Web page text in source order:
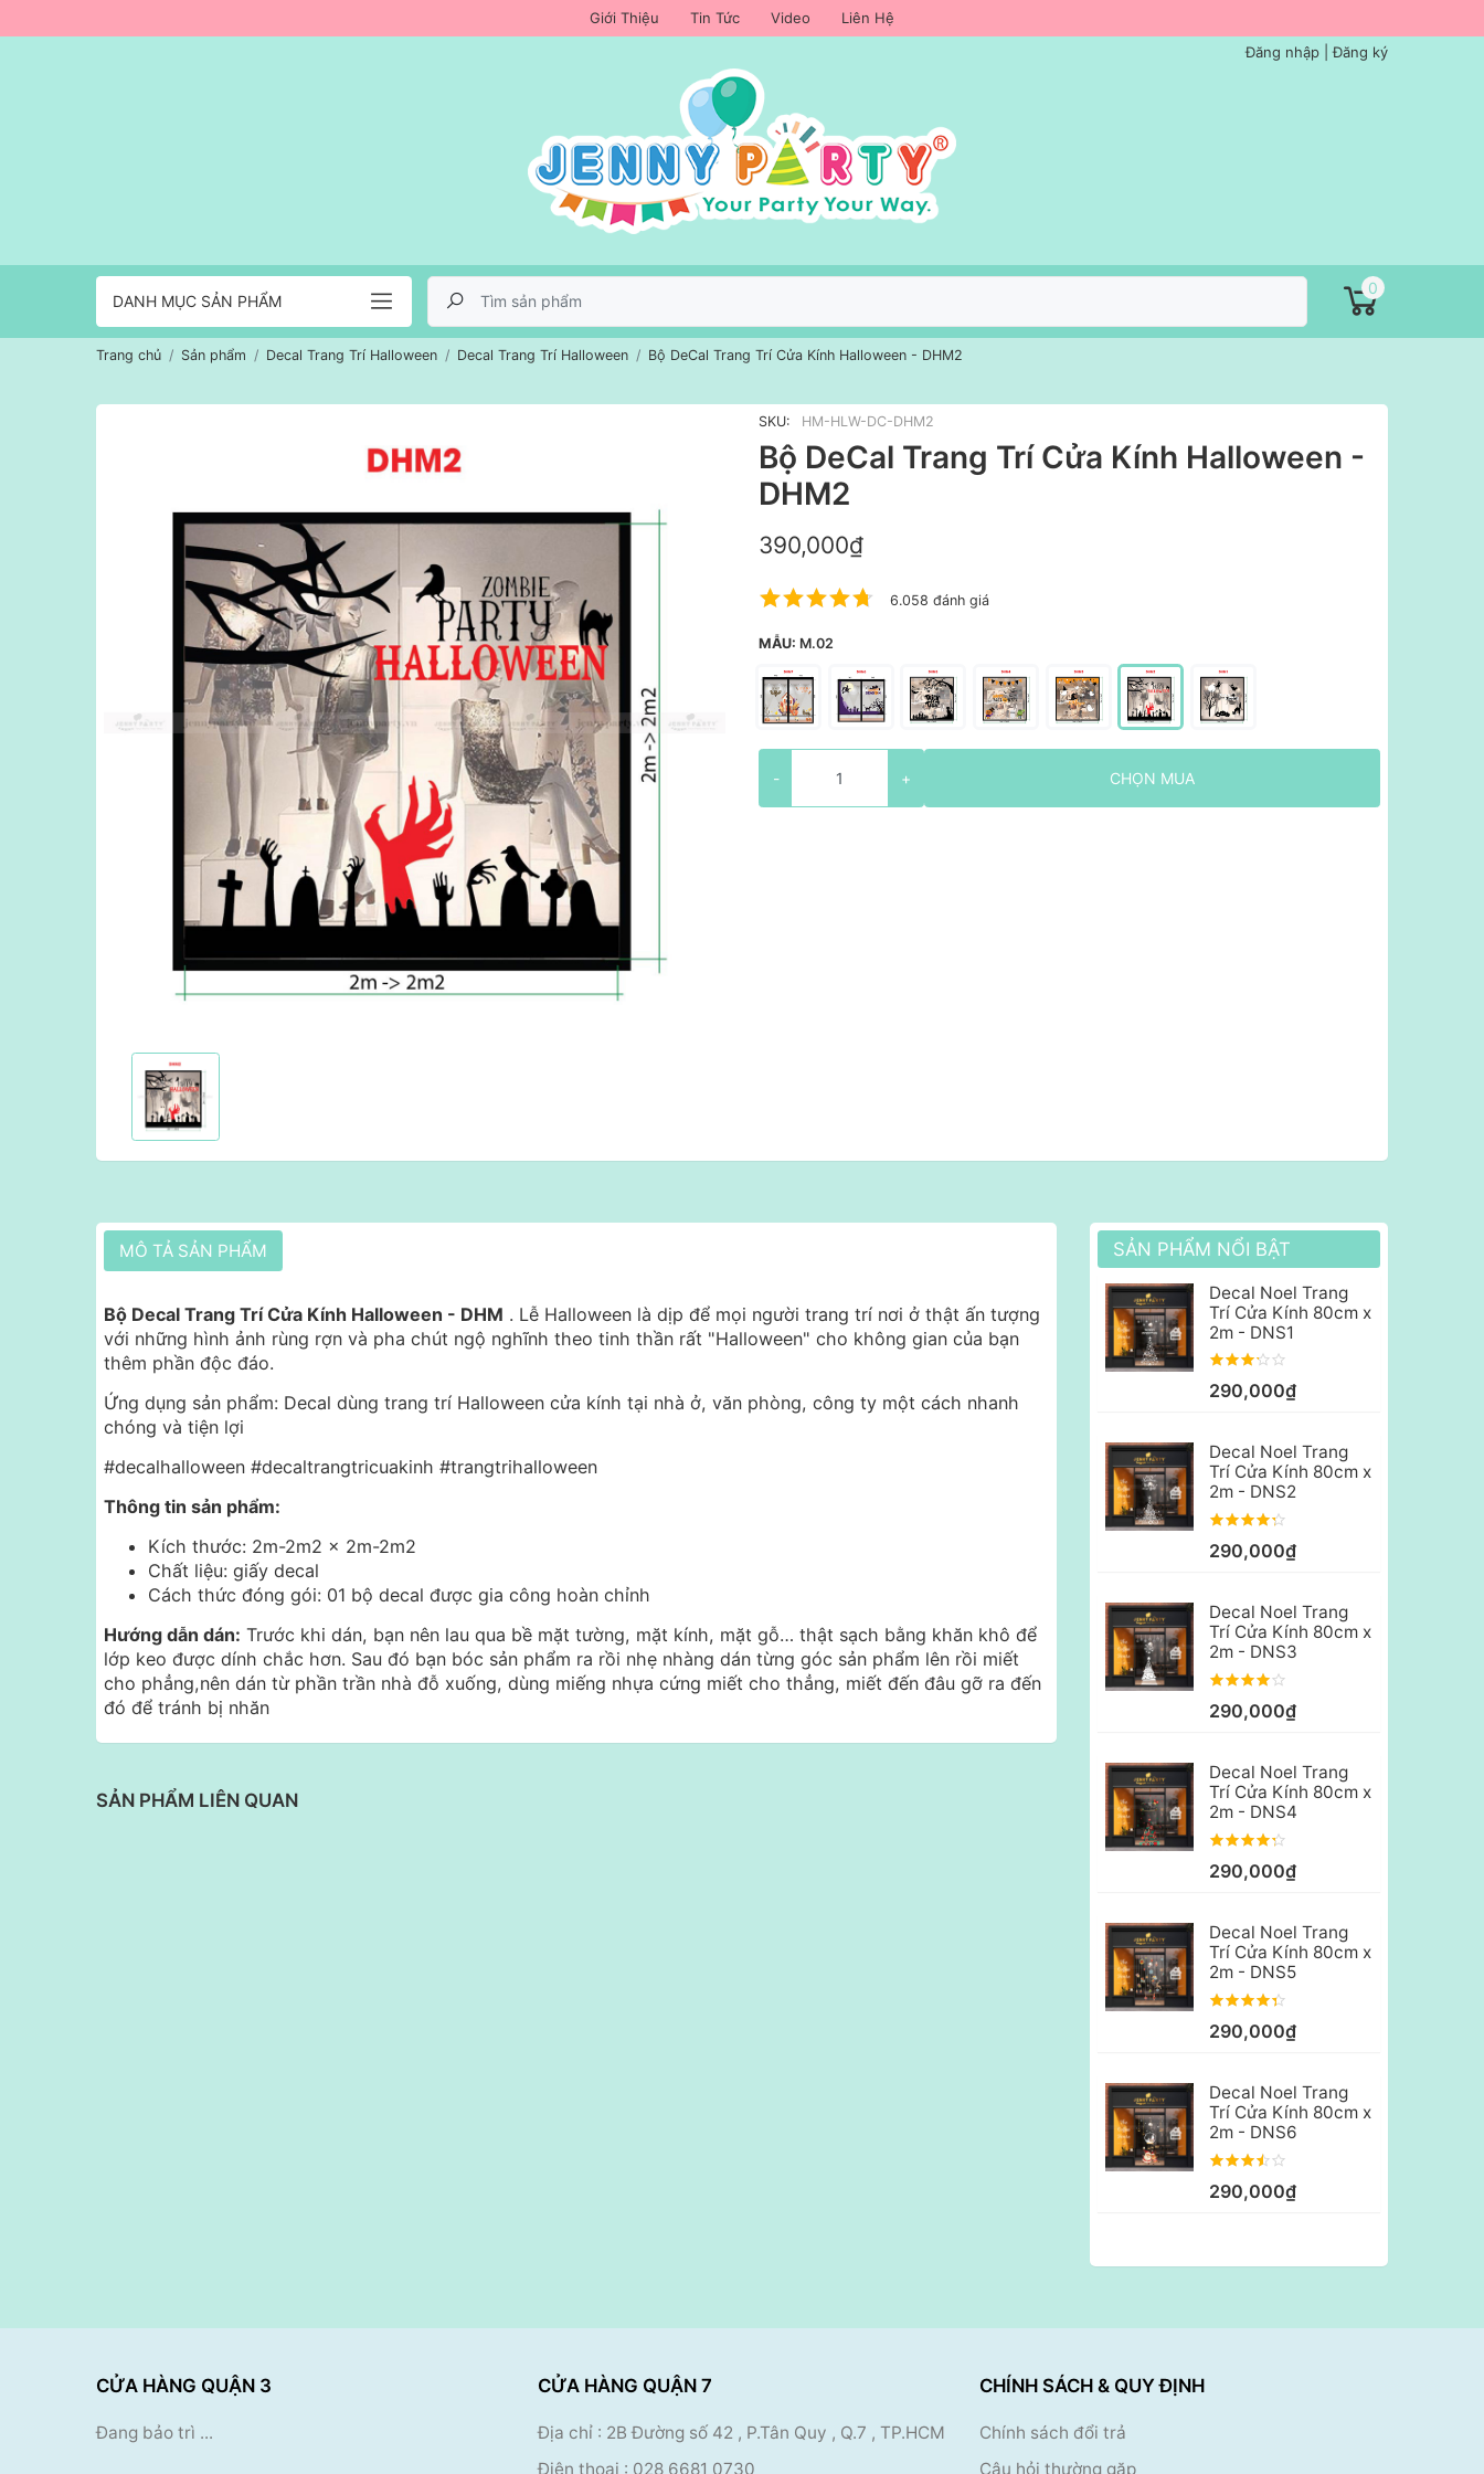
Giới Thiệu Tin Tức Video
Liên Hệ
Đăng nhập |Đăng ký
DANH MỤC SẢN PHẨM
0
Trang chủ Sản phẩm Decal Trang Trí Halloween Decal Trang Trí Halloween Bộ DeCal Trang Trí Cửa Kính Halloween - DHM2
SKU: HM-HLW-DC-DHM2
Bộ DeCal Trang Trí Cửa Kính Halloween -
DHM2
390,000₫
6.058 đánh giá
MẪU: M.02
- + CHỌN MUA
MÔ TẢ SẢN PHẨM
Bộ Decal Trang Trí Cửa Kính Halloween - DHM . Lễ Halloween là dịp để mọi người trang trí nơi ở thật ấn tượng
với những hình ảnh rùng rợn và pha chút ngộ nghĩnh theo tinh thần rất "Halloween" cho không gian của bạn
thêm phần độc đáo.
Ứng dụng sản phẩm: Decal dùng trang trí Halloween cửa kính tại nhà ở, văn phòng, công ty một cách nhanh
chóng và tiện lợi
#decalhalloween #decaltrangtricuakinh #trangtrihalloween
Thông tin sản phẩm:
Kích thước: 2m-2m2 x 2m-2m2
Chất liệu: giấy decal
Cách thức đóng gói: 01 bộ decal được gia công hoàn chỉnh
Hướng dẫn dán: Trước khi dán, bạn nên lau qua bề mặt tường, mặt kính, mặt gỗ… thật sạch bằng khăn khô để
lớp keo được dính chắc hơn. Sau đó bạn bóc sản phẩm ra rồi nhẹ nhàng dán từng góc sản phẩm lên rồi miết
cho phẳng,nên dán từ phần trần nhà đỗ xuống, dùng miếng nhựa cứng miết cho thẳng, miết đến đâu gỡ ra đến
đó để tránh bị nhăn
SẢN PHẨM LIÊN QUAN
SẢN PHẨM NỔI BẬT
Decal Noel Trang
Trí Cửa Kính 80cm x
2m - DNS1
290,000₫
Decal Noel Trang
Trí Cửa Kính 80cm x
2m - DNS2
290,000₫
Decal Noel Trang
Trí Cửa Kính 80cm x
2m - DNS3
290,000₫
Decal Noel Trang
Trí Cửa Kính 80cm x
2m - DNS4
290,000₫
Decal Noel Trang
Trí Cửa Kính 80cm x
2m - DNS5
290,000₫
Decal Noel Trang
Trí Cửa Kính 80cm x
2m - DNS6
290,000₫
CỬA HÀNG QUẬN 3
Đang bảo trì ...
CỬA HÀNG QUẬN 7
Địa chỉ : 2B Đường số 42 , P.Tân Quy , Q.7 , TP.HCM
Điện thoại : 028 6681 0730
CHÍNH SÁCH & QUY ĐỊNH
Chính sách đổi trả
Câu hỏi thường gặp